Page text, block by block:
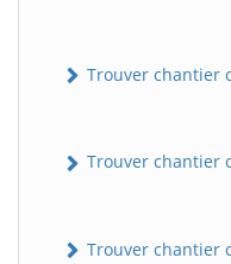
Trouver chantier
Trouver chantier
Trouver chantier